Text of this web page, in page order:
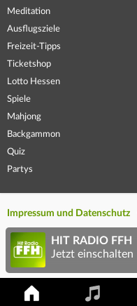
Meditation
Ausflugsziele
Freizeit-Tipps
Ticketshop
Lotto Hessen
Spiele
Mahjong
Backgammon
Quiz
Partys
Impressum und Datenschutz
HIT RADIO FFH
Jetzt einschalten